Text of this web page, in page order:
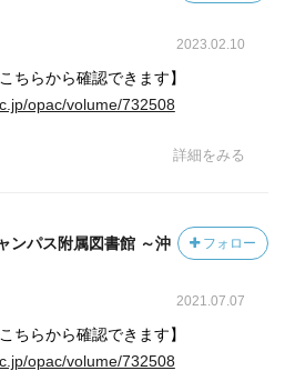
2023.02.10
ちらから確認できます】
opac/volume/732508
詳細をみる
フォロー
2021.07.07
ちらから確認できます】
opac/volume/732508